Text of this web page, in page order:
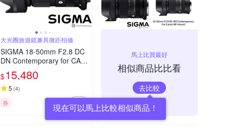
大光圈旅遊鏡兼具微距拍攝
SIGMA 18-50mm F2.8 DC
DN Contemporary for CAN
ON RF 接環 (公司貨) 旅遊
鏡 APS-C 無反微單眼專用
鏡頭
$15,480
5 (4)
券
馬上比買最好
相似商品比比看
去比較
現在可以馬上比較相似商品！